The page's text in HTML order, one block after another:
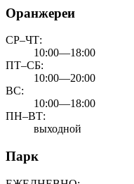
Оранжереи
СР–ЧТ:
10:00—18:00
ПТ–СБ:
10:00—20:00
ВС:
10:00—18:00
ПН–ВТ:
выходной
Парк